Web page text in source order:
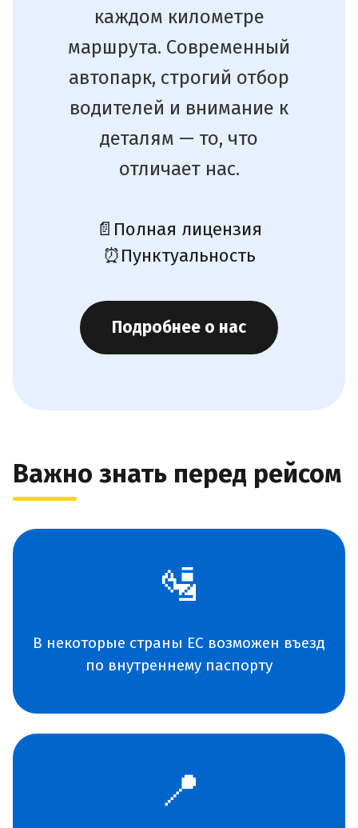
каждом километре
маршрута. Современный
автопарк, строгий отбор
водителей и внимание к
деталям — то, что
отличает нас.
📄 Полная лицензия
⏰Пунктуальность
Подробнее о нас
Важно знать перед рейсом
🛂
В некоторые страны ЕС возможен въезд
по внутреннему паспорту
📍